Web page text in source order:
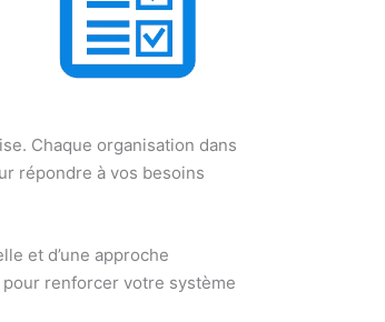
Chaque organisation dans
répondre à vos besoins
et d’une approche
renforcer votre système